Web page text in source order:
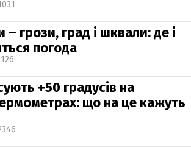
– грози, град і шквали: де і
погода
+50 градусів на
що на це кажуть